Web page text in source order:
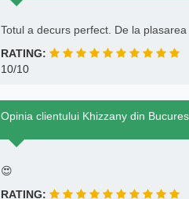
Totul a decurs perfect. De la
RATING:
10/10
Opinia clientului Khizzany din
😍
RATING: